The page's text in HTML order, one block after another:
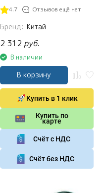
4.7 Отзывов ещё нет
Бренд: Китай
2 312 руб.
В наличии
В корзину
Купить в 1 клик
Купить по
карте
Счёт с НДС
Счёт без НДС